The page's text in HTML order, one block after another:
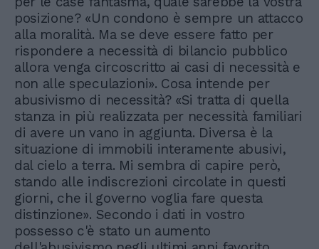
posizione? «Un condono è sempre un attacco
alla moralità. Ma se deve essere fatto per
rispondere a necessità di bilancio pubblico
allora venga circoscritto ai casi di necessità e
non alle speculazioni». Cosa intende per
abusivismo di necessità? «Si tratta di quella
stanza in più realizzata per necessità familiari
di avere un vano in aggiunta. Diversa è la
situazione di immobili interamente abusivi,
dal cielo a terra. Mi sembra di capire però,
stando alle indiscrezioni circolate in questi
giorni, che il governo voglia fare questa
distinzione». Secondo i dati in vostro
possesso c'è stato un aumento